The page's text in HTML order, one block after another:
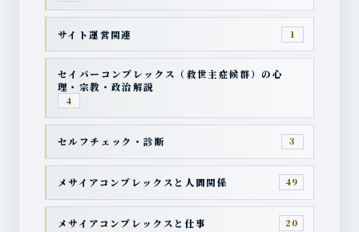
サイト運営関連 1
セイバーコンプレックス（救世主症候群）の心
理・宗教・政治解説
4
セルフチェック・診断 3
メサイアコンプレックスと人間関係 49
メサイアコンプレックスと仕事 20